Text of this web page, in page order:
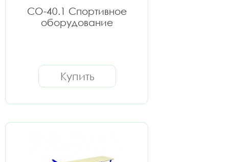
СО-40.1 Спортивное
оборудование
Купить